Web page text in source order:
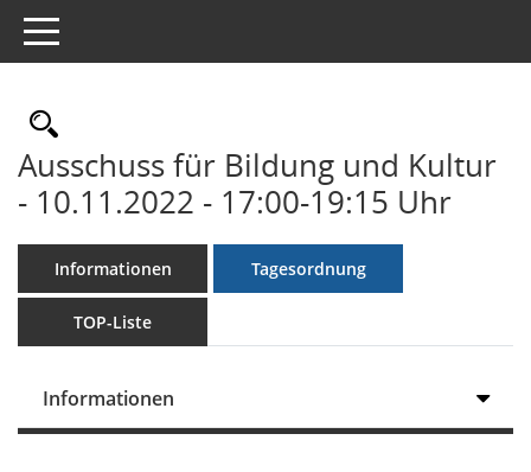
Toggle navigation
Rechercheauswahl
Ausschuss für Bildung und Kultur
- 10.11.2022 - 17:00-19:15 Uhr
Informationen Tagesordnung
TOP-Liste
Informationen